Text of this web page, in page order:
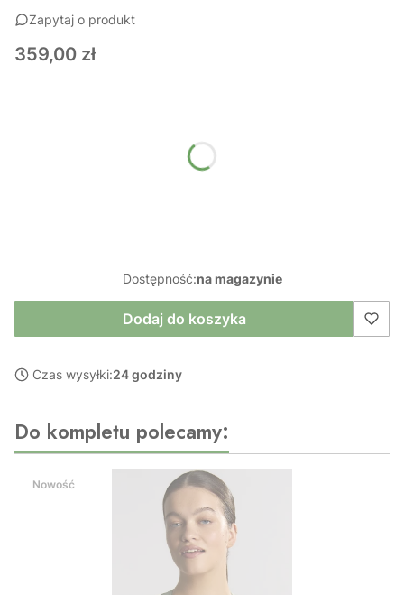
Zapytaj o produkt
Cena
359,00 zł
Dostępność:na magazynie
Dodaj do koszyka
Czas wysyłki:24 godziny
Do kompletu polecamy:
Nowość